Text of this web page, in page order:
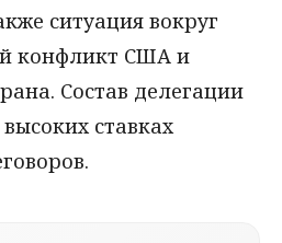
ситуация вокруг
конфликт США и
Состав делегации
ставках